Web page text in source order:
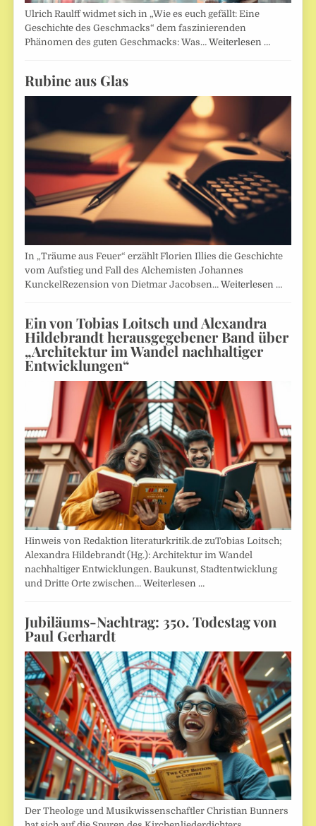
Ulrich Raulff widmet sich in „Wie es euch gefällt: Eine
Geschichte des Geschmacks“ dem faszinierenden
Phänomen des guten Geschmacks: Was…Weiterlesen …
Rubine aus Glas
In „Träume aus Feuer“ erzählt Florien Illies die Geschichte
vom Aufstieg und Fall des Alchemisten Johannes
KunckelRezension von Dietmar Jacobsen…Weiterlesen …
Ein von Tobias Loitsch und Alexandra
Hildebrandt herausgegebener Band über
„Architektur im Wandel nachhaltiger
Entwicklungen“
Hinweis von Redaktion literaturkritik.de zuTobias Loitsch;
Alexandra Hildebrandt (Hg.): Architektur im Wandel
nachhaltiger Entwicklungen. Baukunst, Stadtentwicklung
und Dritte Orte zwischen…Weiterlesen …
Jubiläums-Nachtrag: 350. Todestag von
Paul Gerhardt
Der Theologe und Musikwissenschaftler Christian Bunners